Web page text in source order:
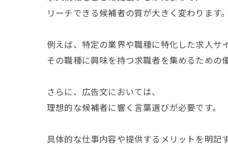
リーチできる候補者の質が大きく変わります。
例えば、特定の業界や職種に特化した求人サ
その職種に興味を持つ求職者を集めるための
さらに、広告文においては、
理想的な候補者に響く言葉選びが必要です。
具体的な仕事内容や提供するメリットを明記